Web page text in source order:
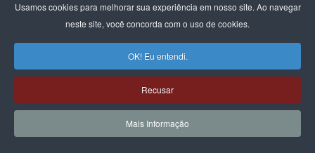
Usamos cookies para melhorar sua experiência em nosso site. Ao navegar
neste site, você concorda com o uso de cookies.
OK! Eu entendi.
Recusar
Mais Informação
Latina e no Caribe
Jornadas de autocuidado e cuidado coletivo
entre CFEMEA e Mulheres do Movimento de
Trabalhadoras e Trabalhadores Rurais Sem